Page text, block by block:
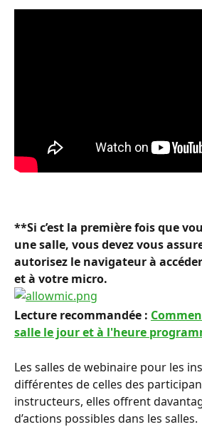
**Si c’est la première fois que
une salle, vous devez vous
autorisez le navigateur à
et à votre micro.
Lecture recommandée :
salle le jour et à l'heure
Les salles de webinaire pour les
différentes de celles des
instructeurs, elles offrent
d’actions possibles dans les salles.